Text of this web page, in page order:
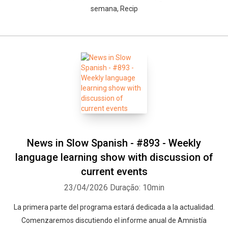
semana, Recip
News in Slow Spanish - #893 - Weekly
language learning show with discussion of
current events
23/04/2026 Duração: 10min
La primera parte del programa estará dedicada a la actualidad.
Comenzaremos discutiendo el informe anual de Amnistía